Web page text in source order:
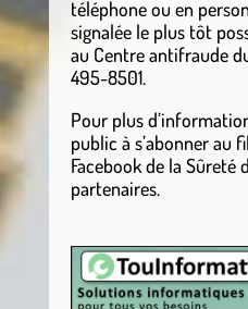
téléphone ou en
signalée le plus tôt
au Centre antifraude
495-8501.
Pour plus
public à s’abonner au
Facebook de la Sûreté
partenaires.